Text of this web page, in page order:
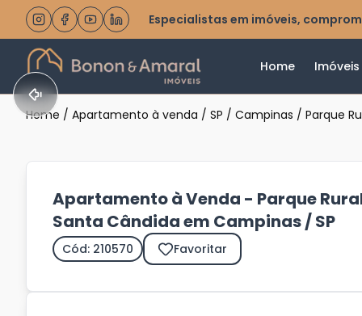
Especialistas em imóveis,
Home Imóveis
Home / Apartamento à venda / SP / Campinas / Parque
Apartamento à Venda - Parque
Santa Cândida em Campinas / SP
Cód: 210570 Favoritar